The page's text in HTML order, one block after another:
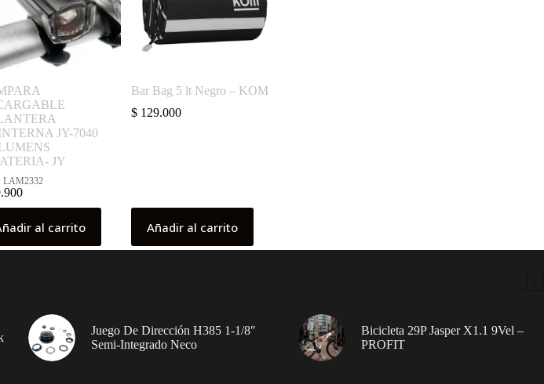
JY-7040
JY
LAM2332
al carrito
Bar Bag 5 lt Negro – KOM
$ 129.000
Añadir al carrito
Juego De Dirección H385 1-1/8″
Semi-Integrado Neco
Bicicleta 29P Jasper X1.1 9Vel –
PROFIT